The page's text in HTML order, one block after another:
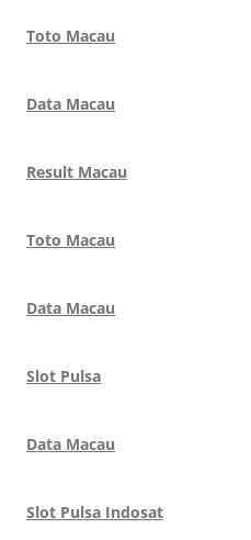
Toto Macau
Data Macau
Result Macau
Toto Macau
Data Macau
Slot Pulsa
Data Macau
Slot Pulsa Indosat